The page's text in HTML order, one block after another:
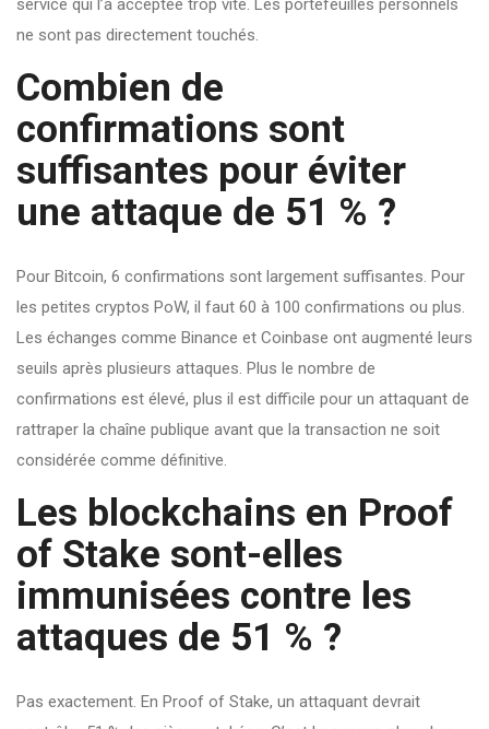
service qui l’a acceptée trop vite. Les portefeuilles personnels
ne sont pas directement touchés.
Combien de
confirmations sont
suffisantes pour éviter
une attaque de 51 % ?
Pour Bitcoin, 6 confirmations sont largement suffisantes. Pour
les petites cryptos PoW, il faut 60 à 100 confirmations ou plus.
Les échanges comme Binance et Coinbase ont augmenté leurs
seuils après plusieurs attaques. Plus le nombre de
confirmations est élevé, plus il est difficile pour un attaquant de
rattraper la chaîne publique avant que la transaction ne soit
considérée comme définitive.
Les blockchains en Proof
of Stake sont-elles
immunisées contre les
attaques de 51 % ?
Pas exactement. En Proof of Stake, un attaquant devrait